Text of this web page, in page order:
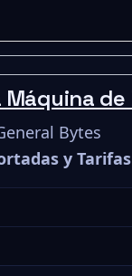
Máquina
Bytes
y